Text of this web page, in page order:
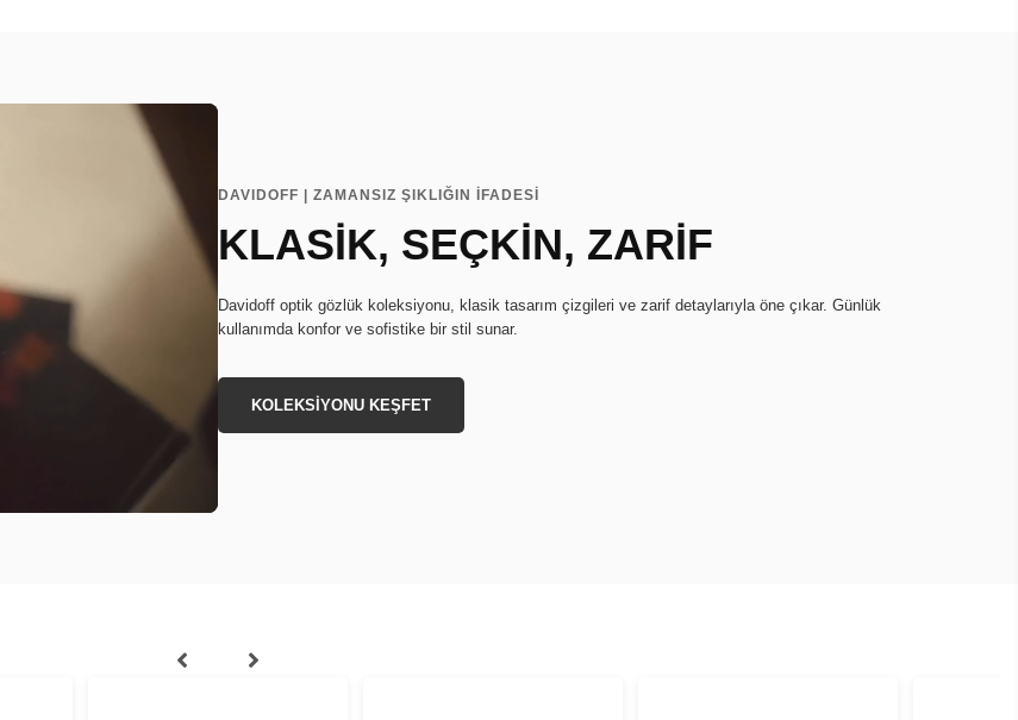
DAVIDOFF | ZAMANSIZ ŞIKLIĞIN İFADESİ
KLASİK, SEÇKİN, ZARİF
Davidoff optik gözlük koleksiyonu, klasik tasarım çizgileri ve zarif detaylarıyla öne çıkar. Günlük
kullanımda konfor ve sofistike bir stil sunar.
KOLEKSİYONU KEŞFET